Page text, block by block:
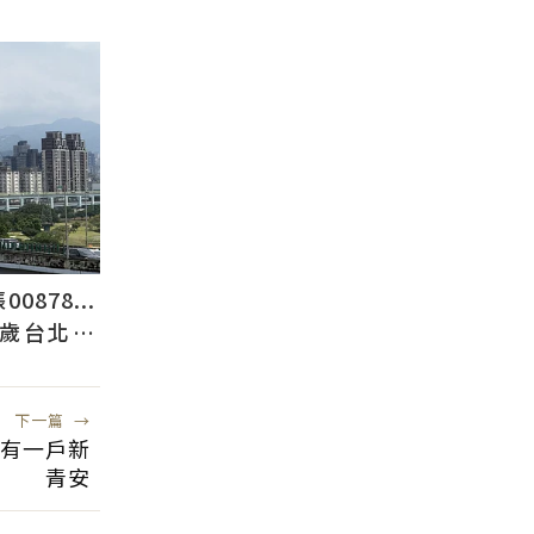
00878...
台北人
下一篇 →
一戶新
青安